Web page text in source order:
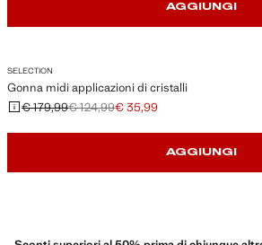
AGGIUNGI
SELECTION
Gonna midi applicazioni di cristalli
Prezzo iniziale depennato [€ 179,99 ]
€ 179,99
Secondo prezzo depennato [€ 124,99 ]
€ 124,99
Prezzo attuale [€ 35,99 ]€ 35,99
AGGIUNGI